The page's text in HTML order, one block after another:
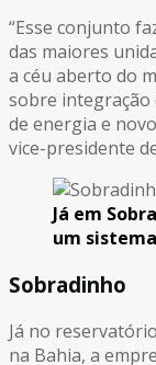
“Esse conjunto
das maiores
a céu aberto do
sobre integração
de energia e
vice-presidente
Já em
um
Sobradinho
Já no
na Bahia, a